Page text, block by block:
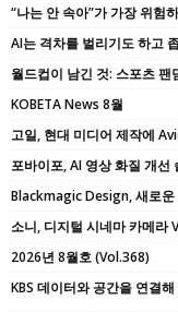
“나는 안 속아”가 가장 위험
AI는 격차를 벌리기도 하고
월드컵이 남긴 것: 스포츠
KOBETA News 8월
고일, 현대 미디어 제작에
포바이포, AI 영상 화질 개선
Blackmagic Design, 새로
소니, 디지털 시네마 카메라
2026년 8월호 (Vol.368)
KBS 데이터와 공간을 연결